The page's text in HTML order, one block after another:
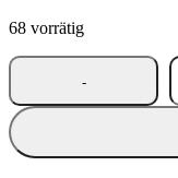
68 vorrätig